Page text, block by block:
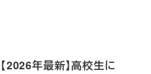
【2026年最新】高校生に